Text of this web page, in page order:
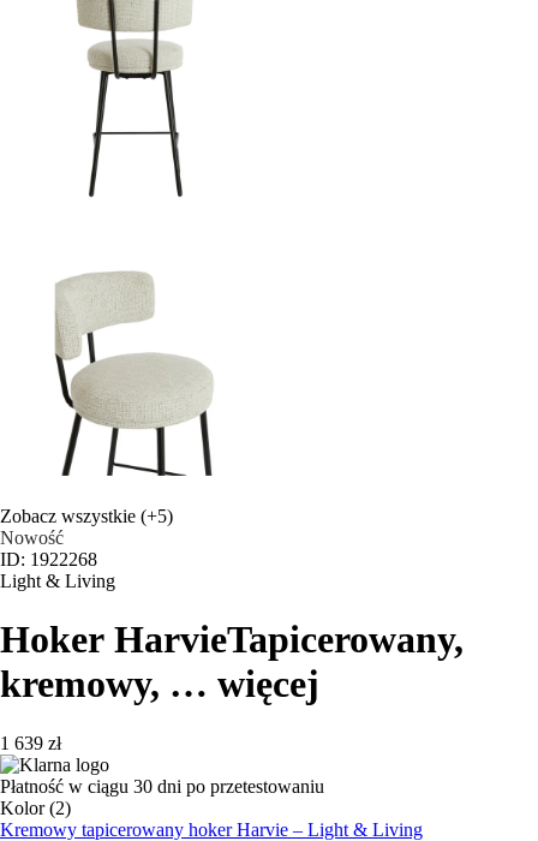
Zobacz wszystkie (+5)
Nowość
ID: 1922268
Light & Living
Hoker HarvieTapicerowany,
kremowy, … więcej
1 639 zł
Płatność w ciągu 30 dni po przetestowaniu
Kolor (2)
Kremowy tapicerowany hoker Harvie – Light & Living